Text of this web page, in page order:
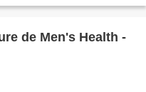
de Men's Health -